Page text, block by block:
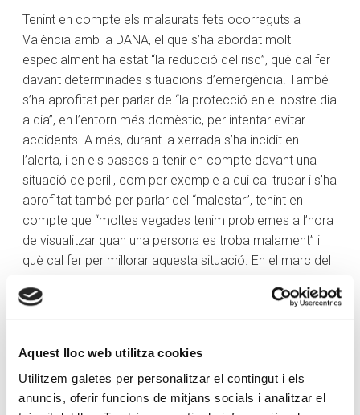
Aquest lloc web utilitza cookies
Utilitzem galetes per personalitzar el contingut i els
anuncis, oferir funcions de mitjans socials i analitzar el
Tenint en compte els malaurats fets ocorreguts a
València amb la DANA, el que s’ha abordat molt
especialment ha estat “la reducció del risc”, què cal fer
davant determinades situacions d’emergència. També
s’ha aprofitat per parlar de “la protecció en el nostre dia
a dia”, en l’entorn més domèstic, per intentar evitar
accidents. A més, durant la xerrada s’ha incidit en
l’alerta, i en els passos a tenir en compte davant una
situació de perill, com per exemple a qui cal trucar i s’ha
aprofitat també per parlar del “malestar”, tenint en
compte que “moltes vegades tenim problemes a l’hora
de visualitzar quan una persona es troba malament” i
què cal fer per millorar aquesta situació. En el marc del
sistema que permet una persona que està sola avisar
en cas d’emergència o urgència.